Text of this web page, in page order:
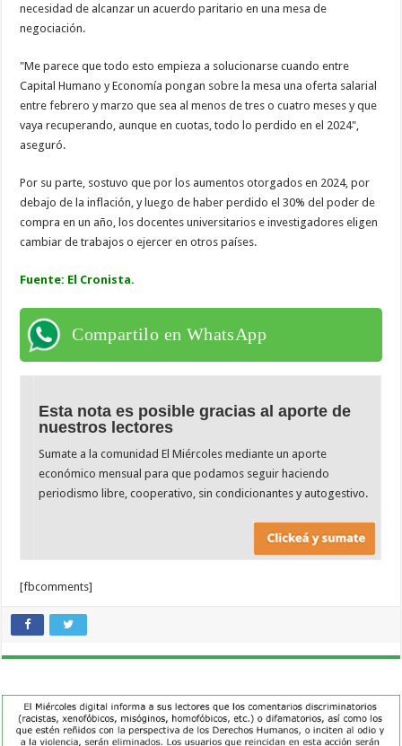
necesidad de alcanzar un acuerdo paritario en una mesa de
negociación.
"Me parece que todo esto empieza a solucionarse cuando entre
Capital Humano y Economía pongan sobre la mesa una oferta salarial
entre febrero y marzo que sea al menos de tres o cuatro meses y que
vaya recuperando, aunque en cuotas, todo lo perdido en el 2024",
aseguró.
Por su parte, sostuvo que por los aumentos otorgados en 2024, por
debajo de la inflación, y luego de haber perdido el 30% del poder de
compra en un año, los docentes universitarios e investigadores eligen
cambiar de trabajos o ejercer en otros países.
Fuente: El Cronista.
Compartilo en WhatsApp
Esta nota es posible gracias al aporte de
nuestros lectores
Sumate a la comunidad El Miércoles mediante un aporte
económico mensual para que podamos seguir haciendo
periodismo libre, cooperativo, sin condicionantes y autogestivo.
[fbcomments]